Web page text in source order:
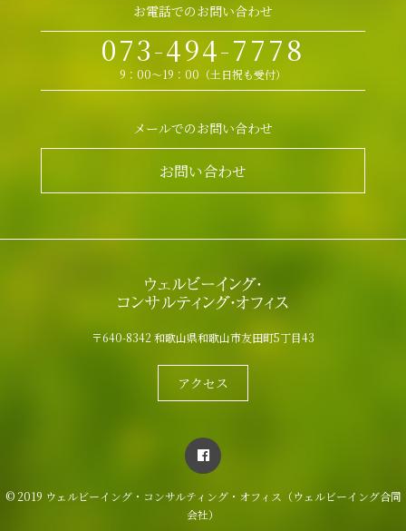
お電話でのお問い合わせ
073-494-7778
9：00～19：00（土日祝も受付）
メールでのお問い合わせ
お問い合わせ
〒640-8342 和歌山県和歌山市友田町5丁目43
アクセス
© 2019 ウェルビーイング・コンサルティング・オフィス（ウェルビーイング合同
会社）